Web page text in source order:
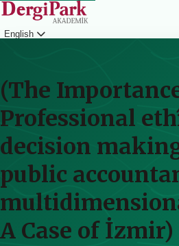
English
(The
Professional
decision
public
A Case of İzmir)